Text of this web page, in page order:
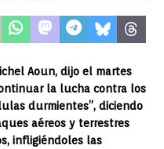
Aoun, dijo el martes
la lucha contra los
durmientes”, diciendo
aéreos y terrestres
infligiéndoles las